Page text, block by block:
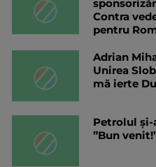
Contra
pentru
Adrian
Unirea
mă ierte
Petrolul și-
”Bun